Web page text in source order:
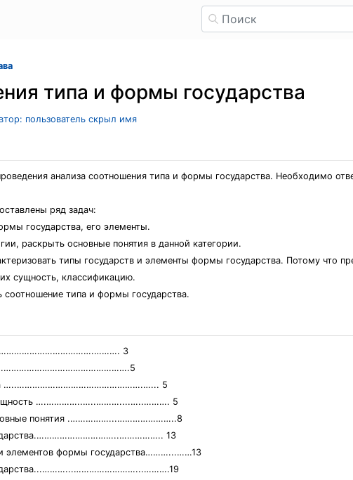
типа и формы государства
пользователь скрыл имя
анализа соотношения типа и формы государства. Необходимо
ряд задач:
государства, его элементы.
раскрыть основные понятия в данной категории.
типы государств и элементы формы государства. Потому что
сущность, классификацию.
соотношение типа и формы государства.
3
…..………………………………………….…... 5
сущность ….…………..…..………....…..………. 5
понятия .……………...…………………..8
13
элементов формы государства………...……13